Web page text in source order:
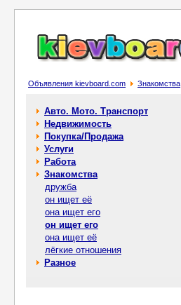
Объявления kievboard.com Знакомства
Авто. Мото. Транспорт
Недвижимость
Покупка/Продажа
Услуги
Работа
Знакомства
дружба
он ищет её
она ищет его
он ищет его
она ищет её
лёгкие отношения
Разное